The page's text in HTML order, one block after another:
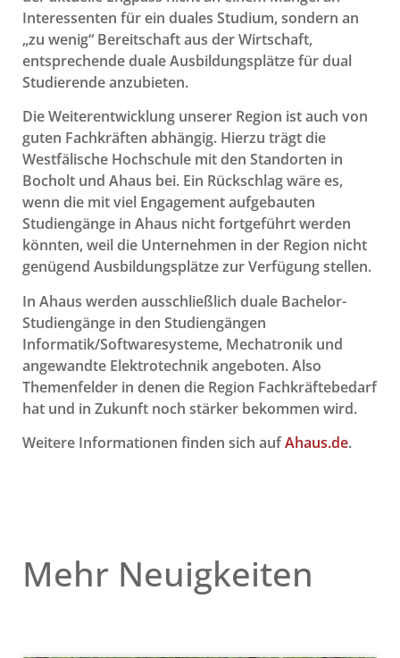
Interessenten für ein duales Studium, sondern an
„zu wenig“ Bereitschaft aus der Wirtschaft,
entsprechende duale Ausbildungsplätze für dual
Studierende anzubieten.
Die Weiterentwicklung unserer Region ist auch von
guten Fachkräften abhängig. Hierzu trägt die
Westfälische Hochschule mit den Standorten in
Bocholt und Ahaus bei. Ein Rückschlag wäre es,
wenn die mit viel Engagement aufgebauten
Studiengänge in Ahaus nicht fortgeführt werden
könnten, weil die Unternehmen in der Region nicht
genügend Ausbildungsplätze zur Verfügung stellen.
In Ahaus werden ausschließlich duale Bachelor-
Studiengänge in den Studiengängen
Informatik/Softwaresysteme, Mechatronik und
angewandte Elektrotechnik angeboten. Also
Themenfelder in denen die Region Fachkräftebedarf
hat und in Zukunft noch stärker bekommen wird.
Weitere Informationen finden sich aufAhaus.de.
Mehr Neuigkeiten